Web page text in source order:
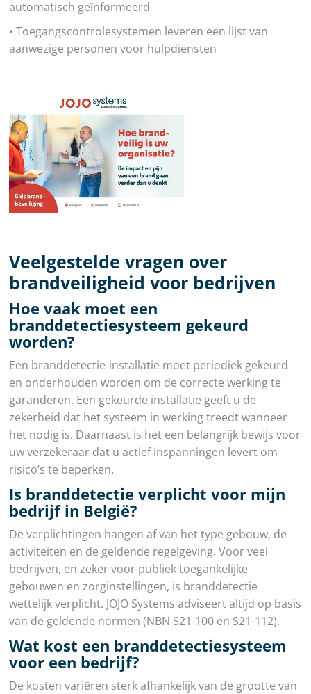
automatisch geïnformeerd
• Toegangscontrolesystemen leveren een lijst van
aanwezige personen voor hulpdiensten
Veelgestelde vragen over
brandveiligheid voor bedrijven
Hoe vaak moet een
branddetectiesysteem gekeurd
worden?
Een branddetectie-installatie moet periodiek gekeurd
en onderhouden worden om de correcte werking te
garanderen. Een gekeurde installatie geeft u de
zekerheid dat het systeem in werking treedt wanneer
het nodig is. Daarnaast is het een belangrijk bewijs voor
uw verzekeraar dat u actief inspanningen levert om
risico’s te beperken.
Is branddetectie verplicht voor mijn
bedrijf in België?
De verplichtingen hangen af van het type gebouw, de
activiteiten en de geldende regelgeving. Voor veel
bedrijven, en zeker voor publiek toegankelijke
gebouwen en zorginstellingen, is branddetectie
wettelijk verplicht. JOJO Systems adviseert altijd op basis
van de geldende normen (NBN S21-100 en S21-112).
Wat kost een branddetectiesysteem
voor een bedrijf?
De kosten variëren sterk afhankelijk van de grootte van